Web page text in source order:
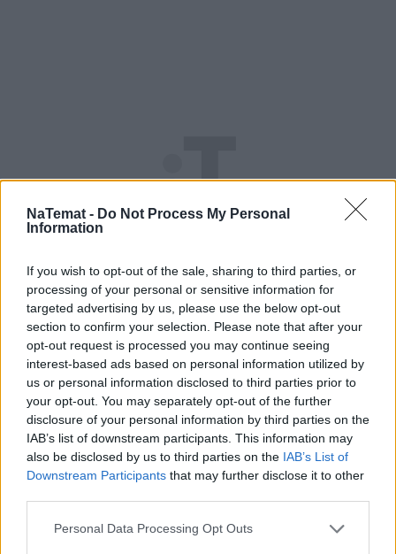
NaTemat - Do Not Process My Personal
Information
If you wish to opt-out of the sale, sharing to third parties, or
processing of your personal or sensitive information for
targeted advertising by us, please use the below opt-out
section to confirm your selection. Please note that after your
opt-out request is processed you may continue seeing
interest-based ads based on personal information utilized by
us or personal information disclosed to third parties prior to
your opt-out. You may separately opt-out of the further
disclosure of your personal information by third parties on the
IAB’s list of downstream participants. This information may
also be disclosed by us to third parties on the IAB’s List of
Downstream Participants that may further disclose it to other
Personal Data Processing Opt Outs